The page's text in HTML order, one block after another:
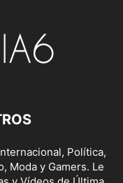
Política,
Moda y Gamers. Le